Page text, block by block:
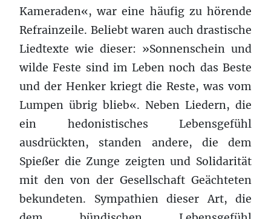
Kameraden«, war eine häufig zu hörende
Refrainzeile. Beliebt waren auch drastische
Liedtexte wie dieser: »Sonnenschein und
wilde Feste sind im Leben noch das Beste
und der Henker kriegt die Reste, was vom
Lumpen übrig blieb«. Neben Liedern, die
ein hedonistisches Lebensgefühl
ausdrückten, standen andere, die dem
Spießer die Zunge zeigten und Solidarität
mit den von der Gesellschaft Geächteten
bekundeten. Sympathien dieser Art, die